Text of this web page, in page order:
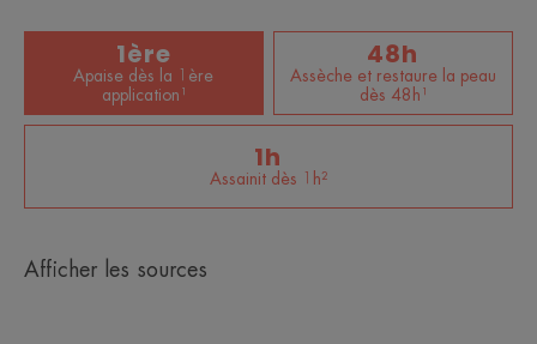
1ère
Apaise dès la 1ère
application¹
48h
Assèche et restaure la peau
dès 48h¹
1h
Assainit dès 1h²
Afficher les sources